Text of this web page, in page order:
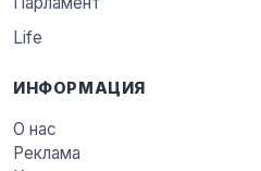
Life
ИНФОРМАЦИЯ
О нас
Реклама